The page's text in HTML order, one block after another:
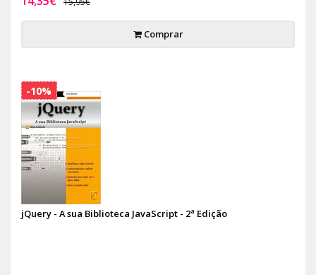
Comprar
jQuery - A sua Biblioteca JavaScript - 2ª Edição
-10%